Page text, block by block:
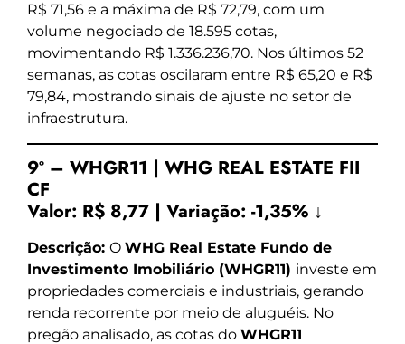
R$ 71,56 e a máxima de R$ 72,79, com um
volume negociado de 18.595 cotas,
movimentando R$ 1.336.236,70. Nos últimos 52
semanas, as cotas oscilaram entre R$ 65,20 e R$
79,84, mostrando sinais de ajuste no setor de
infraestrutura.
9º – WHGR11 | WHG REAL ESTATE FII
CF
Valor: R$ 8,77 | Variação: -1,35% ↓
Descrição: O WHG Real Estate Fundo de
Investimento Imobiliário (WHGR11) investe em
propriedades comerciais e industriais, gerando
renda recorrente por meio de aluguéis. No
pregão analisado, as cotas do WHGR11